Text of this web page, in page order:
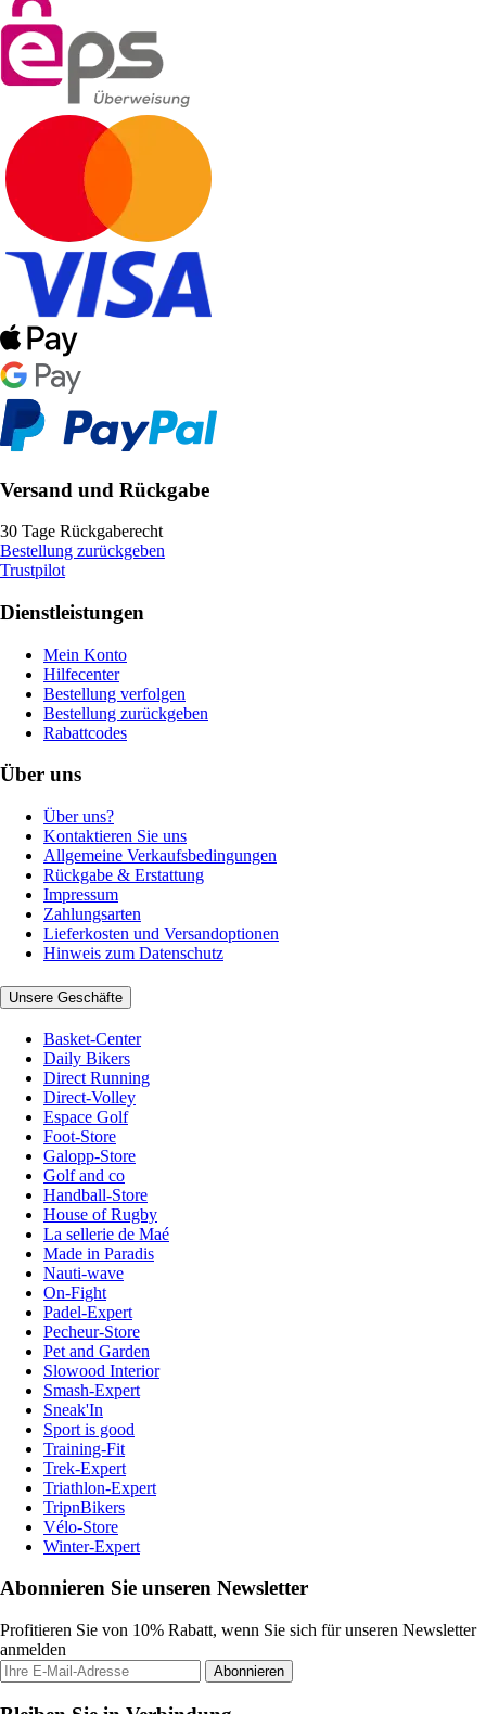
Versand und Rückgabe
30 Tage Rückgaberecht
Bestellung zurückgeben
Trustpilot
Dienstleistungen
Mein Konto
Hilfecenter
Bestellung verfolgen
Bestellung zurückgeben
Rabattcodes
Über uns
Über uns?
Kontaktieren Sie uns
Allgemeine Verkaufsbedingungen
Rückgabe & Erstattung
Impressum
Zahlungsarten
Lieferkosten und Versandoptionen
Hinweis zum Datenschutz
Unsere Geschäfte
Basket-Center
Daily Bikers
Direct Running
Direct-Volley
Espace Golf
Foot-Store
Galopp-Store
Golf and co
Handball-Store
House of Rugby
La sellerie de Maé
Made in Paradis
Nauti-wave
On-Fight
Padel-Expert
Pecheur-Store
Pet and Garden
Slowood Interior
Smash-Expert
Sneak'In
Sport is good
Training-Fit
Trek-Expert
Triathlon-Expert
TripnBikers
Vélo-Store
Winter-Expert
Abonnieren Sie unseren Newsletter
Profitieren Sie von 10% Rabatt, wenn Sie sich für unseren Newsletter
anmelden
Abonnieren